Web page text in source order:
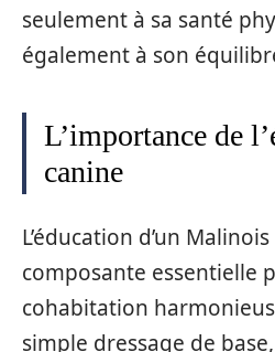
seulement à sa santé
également à son
L’importance de
canine
L’éducation d’un
composante essentielle
cohabitation
simple dressage de